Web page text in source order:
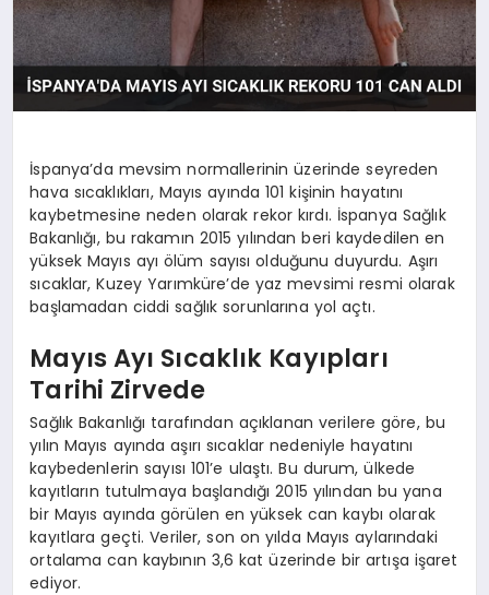
İspanya’da mevsim normallerinin üzerinde seyreden
hava sıcaklıkları, Mayıs ayında 101 kişinin hayatını
kaybetmesine neden olarak rekor kırdı. İspanya Sağlık
Bakanlığı, bu rakamın 2015 yılından beri kaydedilen en
yüksek Mayıs ayı ölüm sayısı olduğunu duyurdu. Aşırı
sıcaklar, Kuzey Yarımküre’de yaz mevsimi resmi olarak
başlamadan ciddi sağlık sorunlarına yol açtı.
Mayıs Ayı Sıcaklık Kayıpları
Tarihi Zirvede
Sağlık Bakanlığı tarafından açıklanan verilere göre, bu
yılın Mayıs ayında aşırı sıcaklar nedeniyle hayatını
kaybedenlerin sayısı 101’e ulaştı. Bu durum, ülkede
kayıtların tutulmaya başlandığı 2015 yılından bu yana
bir Mayıs ayında görülen en yüksek can kaybı olarak
kayıtlara geçti. Veriler, son on yılda Mayıs aylarındaki
ortalama can kaybının 3,6 kat üzerinde bir artışa işaret
ediyor.